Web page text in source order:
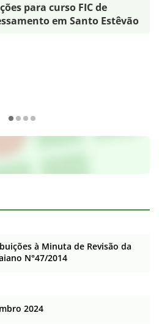
à Minuta de Revisão da
N°47/2014
2024
para curso FIC de
em Santo Estêvão